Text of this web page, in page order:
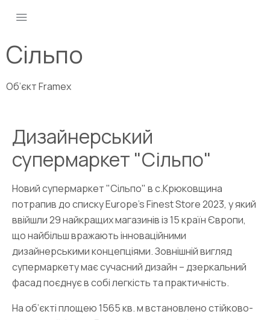
Сільпо
Об’єкт Framex
Дизайнерський
супермаркет "Сільпо"
Новий супермаркет "Сільпо" в с.Крюковщина
потрапив до списку Europe's Finest Store 2023, у який
ввійшли 29 найкращих магазинів із 15 країн Європи,
що найбільш вражають інноваційними
дизайнерськими концепціями. Зовнішній вигляд
супермаркету має сучасний дизайн – дзеркальний
фасад поєднує в собі легкість та практичність.
На об’єкті площею 1565 кв. м встановлено стійково-